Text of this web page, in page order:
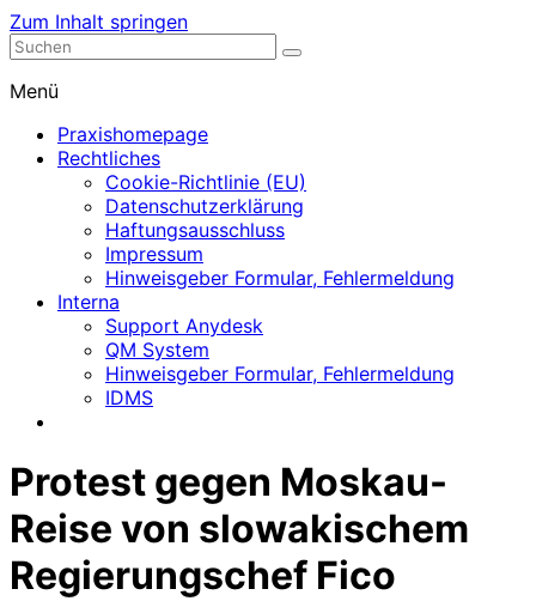
Zum Inhalt springen
Nephrologische Praxis mit Dialyse
Menü
Praxishomepage
Rechtliches
Cookie-Richtlinie (EU)
Datenschutzerklärung
Haftungsausschluss
Impressum
Hinweisgeber Formular, Fehlermeldung
Interna
Support Anydesk
QM System
Hinweisgeber Formular, Fehlermeldung
IDMS
Protest gegen Moskau-
Reise von slowakischem
Regierungschef Fico